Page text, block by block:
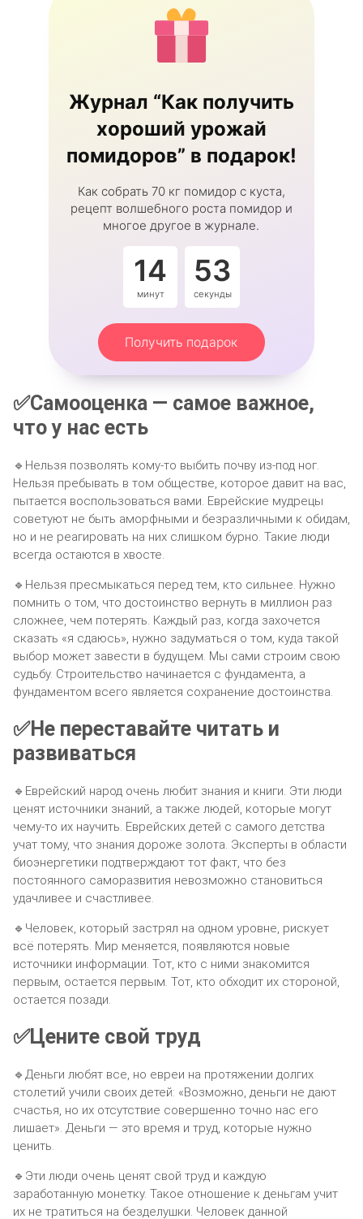
Журнал “Как получить
хороший урожай
помидоров” в подарок!
Как собрать 70 кг помидор с куста,
рецепт волшебного роста помидор и
многое другое в журнале.
14
минут
53
секунды
Получить подарок
✅Самооценка — самое важное,
что у нас есть
🔹Нельзя позволять кому-то выбить почву из-под ног.
Нельзя пребывать в том обществе, которое давит на вас,
пытается воспользоваться вами. Еврейские мудрецы
советуют не быть аморфными и безразличными к обидам,
но и не реагировать на них слишком бурно. Такие люди
всегда остаются в хвосте.
🔹Нельзя пресмыкаться перед тем, кто сильнее. Нужно
помнить о том, что достоинство вернуть в миллион раз
сложнее, чем потерять. Каждый раз, когда захочется
сказать «я сдаюсь», нужно задуматься о том, куда такой
выбор может завести в будущем. Мы сами строим свою
судьбу. Строительство начинается с фундамента, а
фундаментом всего является сохранение достоинства.
✅Не переставайте читать и
развиваться
🔹Еврейский народ очень любит знания и книги. Эти люди
ценят источники знаний, а также людей, которые могут
чему-то их научить. Еврейских детей с самого детства
учат тому, что знания дороже золота. Эксперты в области
биоэнергетики подтверждают тот факт, что без
постоянного саморазвития невозможно становиться
удачливее и счастливее.
🔹Человек, который застрял на одном уровне, рискует
всё потерять. Мир меняется, появляются новые
источники информации. Тот, кто с ними знакомится
первым, остается первым. Тот, кто обходит их стороной,
остается позади.
✅Цените свой труд
🔹Деньги любят все, но евреи на протяжении долгих
столетий учили своих детей: «Возможно, деньги не дают
счастья, но их отсутствие совершенно точно нас его
лишает». Деньги — это время и труд, которые нужно
ценить.
🔹Эти люди очень ценят свой труд и каждую
заработанную монетку. Такое отношение к деньгам учит
их не тратиться на безделушки. Человек данной